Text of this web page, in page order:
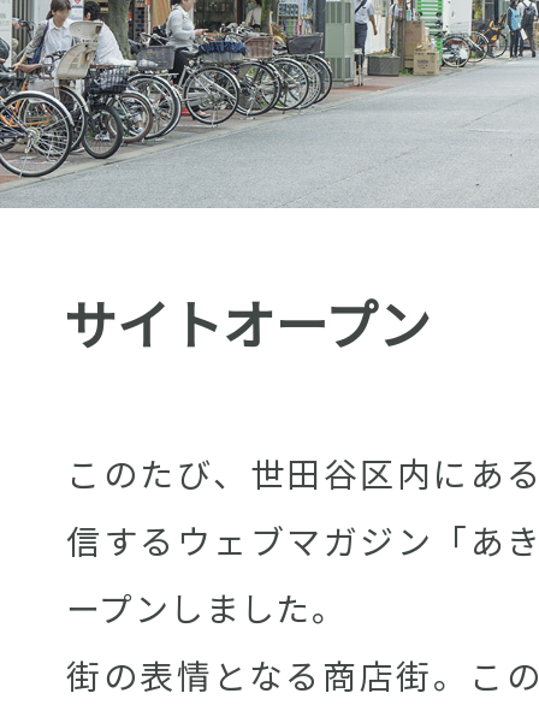
サイトオープン
このたび、世田谷区内にあ
信するウェブマガジン「あ
ープンしました。
街の表情となる商店街。こ